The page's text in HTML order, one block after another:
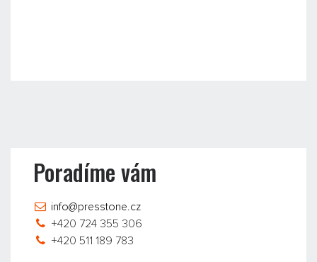
Poradíme vám
info@presstone.cz
+420 724 355 306
+420 511 189 783